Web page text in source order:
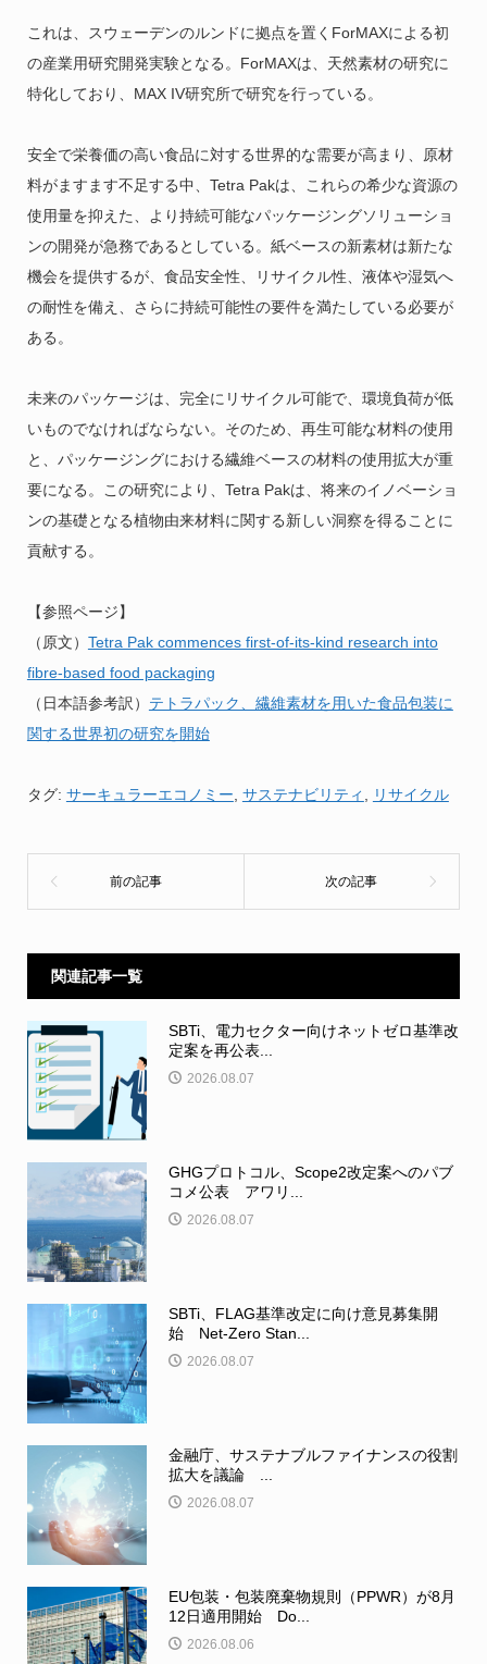
これは、スウェーデンのルンドに拠点を置くForMAXによる初
の産業用研究開発実験となる。ForMAXは、天然素材の研究に
特化しており、MAX IV研究所で研究を行っている。
安全で栄養価の高い食品に対する世界的な需要が高まり、原材
料がますます不足する中、Tetra Pakは、これらの希少な資源の
使用量を抑えた、より持続可能なパッケージングソリューショ
ンの開発が急務であるとしている。紙ベースの新素材は新たな
機会を提供するが、食品安全性、リサイクル性、液体や湿気へ
の耐性を備え、さらに持続可能性の要件を満たしている必要が
ある。
未来のパッケージは、完全にリサイクル可能で、環境負荷が低
いものでなければならない。そのため、再生可能な材料の使用
と、パッケージングにおける繊維ベースの材料の使用拡大が重
要になる。この研究により、Tetra Pakは、将来のイノベーショ
ンの基礎となる植物由来材料に関する新しい洞察を得ることに
貢献する。
【参照ページ】
（原文） Tetra Pak commences first-of-its-kind research into
fibre-based food packaging
（日本語参考訳） テトラパック、繊維素材を用いた食品包装に
関する世界初の研究を開始
タグ: サーキュラーエコノミー サステナビリティ リサイクル
関連記事一覧
SBTi、電力セクター向けネットゼロ基準改
定案を再公表...
2026.08.07
GHGプロトコル、Scope2改定案へのパブ
コメ公表 アワリ...
2026.08.07
SBTi、FLAG基準改定に向け意見募集開
始 Net-Zero Stan...
2026.08.07
金融庁、サステナブルファイナンスの役割
拡大を議論 ...
2026.08.07
EU包装・包装廃棄物規則（PPWR）が8月
12日適用開始 Do...
2026.08.06